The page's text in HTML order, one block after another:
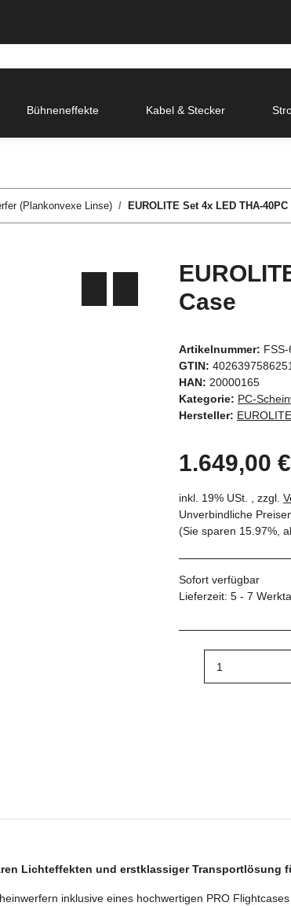
Bühneneffekte Kabel & Stecker
(Plankonvexe Linse) EUROLITE Set 4x LED THA-
Case
Artikelnummer:
GTIN:
HAN: 20000165
Kategorie: PC-
Hersteller: EUROLITE
1.649,00 €
inkl. 19% USt. , zzgl.
Unverbindliche
(Sie sparen 15.97%,
Sofort verfügbar
Lieferzeit: 5 - 7
Lichteffekten und erstklassiger Transportlösung
inklusive eines hochwertigen PRO